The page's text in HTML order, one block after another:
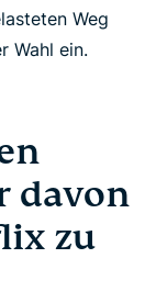
Weg
Wahl ein.
davon
zu